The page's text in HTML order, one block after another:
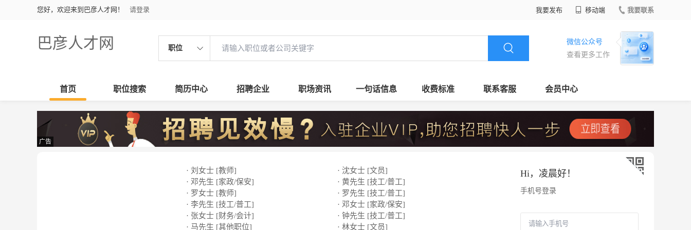
您好，欢迎来到巴彦人才网！ 请登录 我要发布 移动端 我要联系
巴彦人才网 职位
微信公众号
查看更多工作
首页 职位搜索 简历中心 招聘企业 职场资讯 一句话信息 收费标准 联系客服 会员中心
广告
· 刘女士 [教师]
· 沈女士 [文员]
· 邓先生 [家政/保安]
· 黄先生 [技工/普工]
· 罗女士 [教师]
· 罗先生 [技工/普工]
· 李先生 [技工/普工]
· 邓女士 [家政/保安]
· 张女士 [财务/会计]
· 钟先生 [技工/普工]
· 马先生 [其他职位]
· 林女士 [文员]
Hi， 凌晨好！
手机号登录